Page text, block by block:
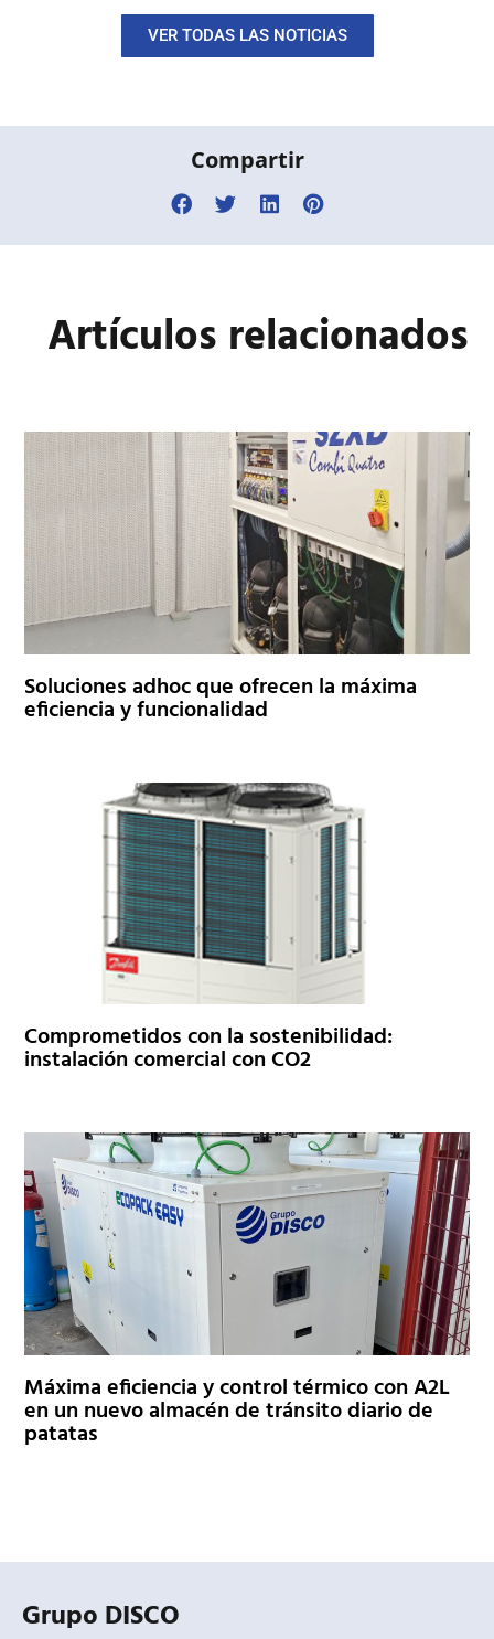
VER TODAS LAS NOTICIAS
Compartir
Artículos relacionados
Soluciones adhoc que ofrecen la máxima
eficiencia y funcionalidad
Comprometidos con la sostenibilidad:
instalación comercial con CO2
Máxima eficiencia y control térmico con A2L
en un nuevo almacén de tránsito diario de
patatas
Grupo DISCO